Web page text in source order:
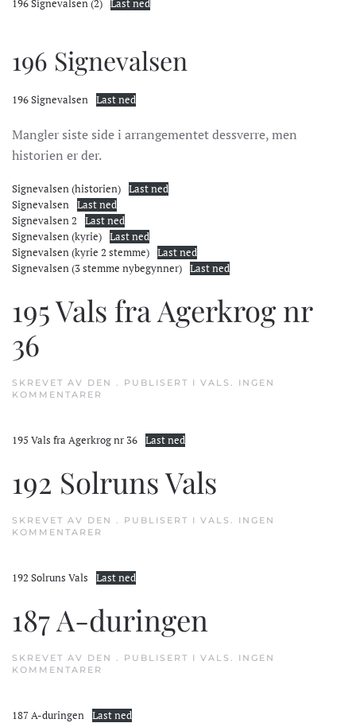
196 Signevalsen (2) Last ned
196 Signevalsen
196 Signevalsen Last ned
Mangler siste side i arrangementet dessverre, men
historien er der.
Signevalsen (historien) Last ned
Signevalsen Last ned
Signevalsen 2
Last ned
Signevalsen (kyrie) Last ned
Signevalsen (kyrie 2 stemme) Last ned
Signevalsen (3 stemme nybegynner) Last ned
195 Vals fra Agerkrog nr
36
SKREVET AV DEN . PUBLISERT I VALS . INGEN
KOMMENTARER
AGERKROG
195 Vals fra Agerkrog nr 36 Last ned
192 Solruns Vals
SKREVET AV DEN . PUBLISERT I VALS . INGEN
KOMMENTARER
192 Solruns Vals Last ned
187 A-duringen
SKREVET AV DEN . PUBLISERT I VALS . INGEN
KOMMENTARER
187 A-duringen Last ned